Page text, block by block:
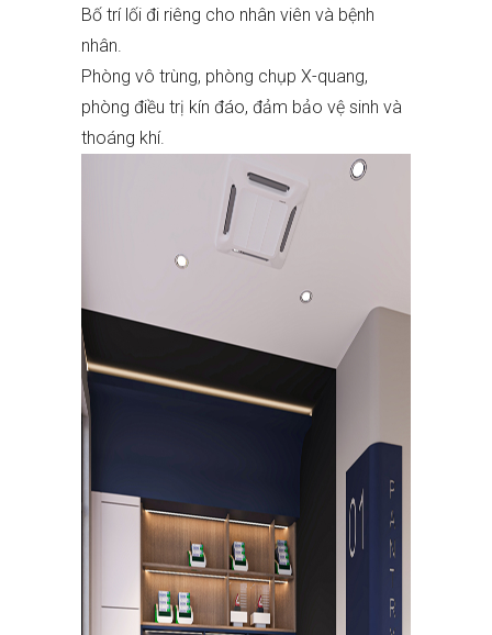
Bố trí lối đi riêng cho nhân viên và bệnh
nhân.
Phòng vô trùng, phòng chụp X-quang,
phòng điều trị kín đáo, đảm bảo vệ sinh và
thoáng khí.